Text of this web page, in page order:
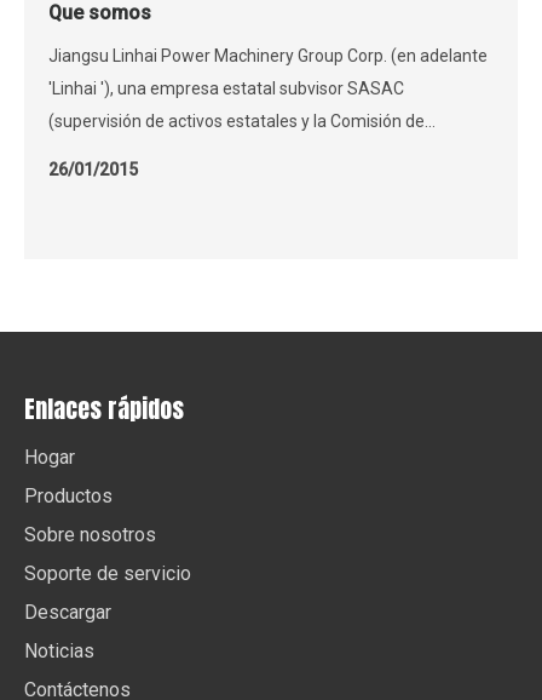
Que somos
Jiangsu Linhai Power Machinery Group Corp. (en adelante
'Linhai '), una empresa estatal subvisor SASAC
(supervisión de activos estatales y la Comisión de
26/01/2015
Enlaces rápidos
Hogar
Productos
Sobre nosotros
Soporte de servicio
Descargar
Noticias
Contáctenos